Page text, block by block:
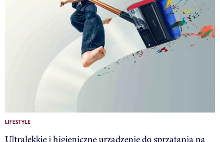
LIFESTYLE
Ultralekkie i higieniczne urządzenie do sprzątania na